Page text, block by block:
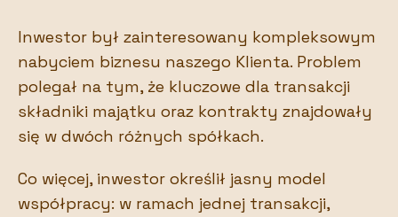
Inwestor był zainteresowany kompleksowym
nabyciem biznesu naszego Klienta. Problem
polegał na tym, że kluczowe dla transakcji
składniki majątku oraz kontrakty znajdowały
się w dwóch różnych spółkach.
Co więcej, inwestor określił jasny model
współpracy: w ramach jednej transakcji,